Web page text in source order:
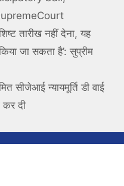
तारीख नहीं देना, यह
जा सकता है’: सुप्रीम
सीजेआई न्यायमूर्ति डी वाई
दी